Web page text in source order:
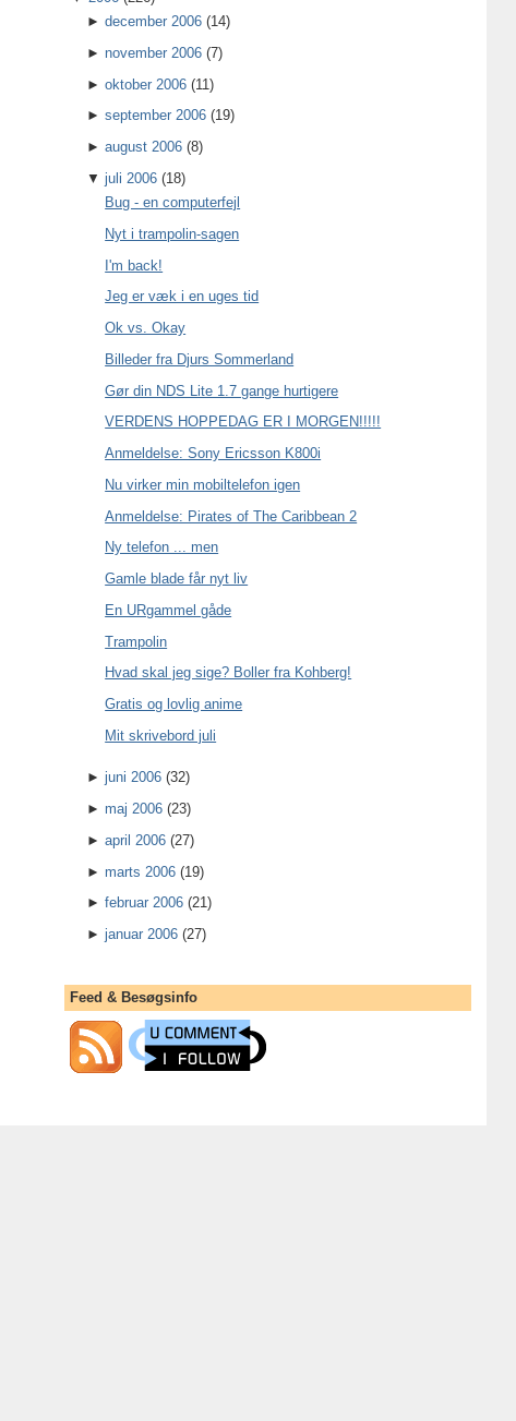
►december 2006 (14)
►november 2006 (7)
►oktober 2006 (11)
►september 2006 (19)
►august 2006 (8)
▼juli 2006 (18)
Bug - en computerfejl
Nyt i trampolin-sagen
I'm back!
Jeg er væk i en uges tid
Ok vs. Okay
Billeder fra Djurs Sommerland
Gør din NDS Lite 1.7 gange hurtigere
VERDENS HOPPEDAG ER I MORGEN!!!!!
Anmeldelse: Sony Ericsson K800i
Nu virker min mobiltelefon igen
Anmeldelse: Pirates of The Caribbean 2
Ny telefon ... men
Gamle blade får nyt liv
En URgammel gåde
Trampolin
Hvad skal jeg sige? Boller fra Kohberg!
Gratis og lovlig anime
Mit skrivebord juli
►juni 2006 (32)
►maj 2006 (23)
►april 2006 (27)
►marts 2006 (19)
►februar 2006 (21)
►januar 2006 (27)
Feed & Besøgsinfo